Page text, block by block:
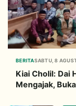
BERITASABTU, 8
Kiai Cholil: Dai
Mengajak,